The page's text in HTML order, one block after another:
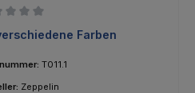
von 0 von 5 Sternen
Farben
T011.1
Zeppelin